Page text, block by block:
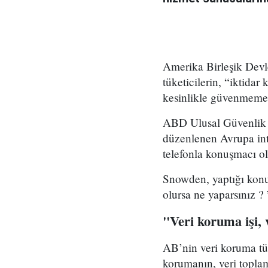
Amerika Birleşik
tüketicilerin, “iktidar
kesinlikle
ABD Ulusal Güvenlik
düzenlenen Avrupa
telefonla konuşmacı
Snowden, yaptığı
olursa ne yaparsınız
"Veri koruma işi,
AB’nin veri koruma
korumanın, veri